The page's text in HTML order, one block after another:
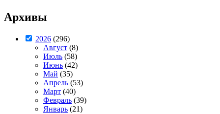
Архивы
2026 (296)
Август (8)
Июль (58)
Июнь (42)
Май (35)
Апрель (53)
Март (40)
Февраль (39)
Январь (21)